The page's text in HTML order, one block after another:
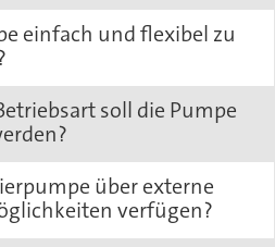
einfach und flexibel zu
soll die Pumpe
über externe
verfügen?